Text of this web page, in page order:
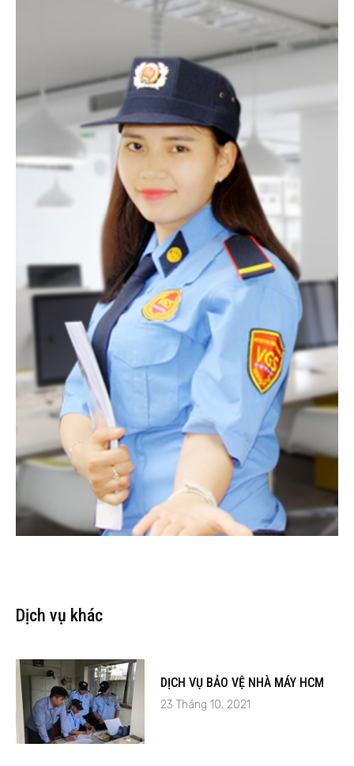
Dịch vụ khác
DỊCH VỤ BẢO VỆ NHÀ MÁY HCM
23 Tháng 10, 2021